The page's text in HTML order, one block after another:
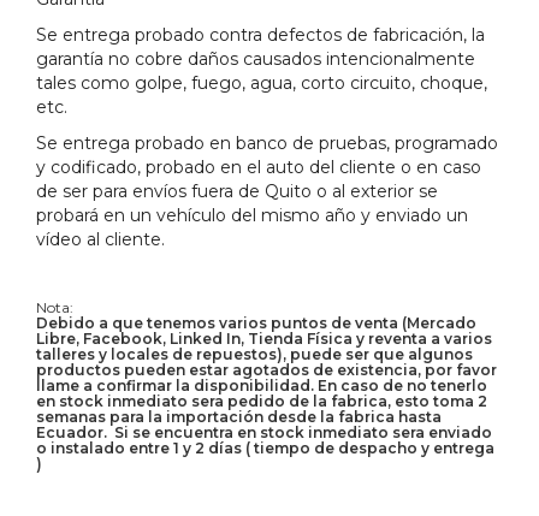
Se entrega probado contra defectos de fabricación, la
garantía no cobre daños causados intencionalmente
tales como golpe, fuego, agua, corto circuito, choque,
etc.
Se entrega probado en banco de pruebas, programado
y codificado, probado en el auto del cliente o en caso
de ser para envíos fuera de Quito o al exterior se
probará en un vehículo del mismo año y enviado un
vídeo al cliente.
Nota:
Debido a que tenemos varios puntos de venta (Mercado
Libre, Facebook, Linked In, Tienda Física y reventa a varios
talleres y locales de repuestos), puede ser que algunos
productos pueden estar agotados de existencia, por favor
llame a confirmar la disponibilidad. En caso de no tenerlo
en stock inmediato sera pedido de la fabrica, esto toma 2
semanas para la importación desde la fabrica hasta
Ecuador. Si se encuentra en stock inmediato sera enviado
o instalado entre 1 y 2 días ( tiempo de despacho y entrega
)